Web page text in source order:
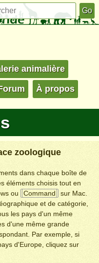
animalière
À propos
zoologique
dans chaque boîte de
éléments choisis tout en
ou Command
sur Mac.
et de catégorie,
les pays d'un même
d'une même grande
Par exemple, si
d'Europe, cliquez sur